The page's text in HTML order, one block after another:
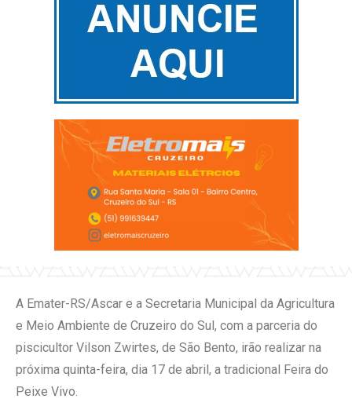
A Emater-RS/Ascar e a Secretaria Municipal da Agricultura
e Meio Ambiente de Cruzeiro do Sul, com a parceria do
piscicultor Vilson Zwirtes, de São Bento, irão realizar na
próxima quinta-feira, dia 17 de abril, a tradicional Feira do
Peixe Vivo.